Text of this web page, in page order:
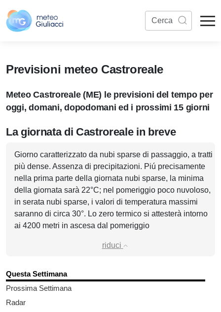
Previsioni meteo Castroreale
Meteo Castroreale (ME) le previsioni del tempo per
oggi, domani, dopodomani ed i prossimi 15 giorni
La giornata di Castroreale in breve
Giorno caratterizzato da nubi sparse di passaggio, a tratti
più dense. Assenza di precipitazioni. Piú precisamente
nella prima parte della giornata nubi sparse, la minima
della giornata sarà 22°C; nel pomeriggio poco nuvoloso,
in serata nubi sparse, i valori di temperatura massimi
saranno di circa 30°. Lo zero termico si attesterà intorno
ai 4200 metri in ascesa dal pomeriggio
riduci
Questa Settimana
Prossima Settimana
Radar